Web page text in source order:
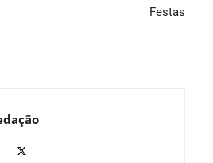
Festas